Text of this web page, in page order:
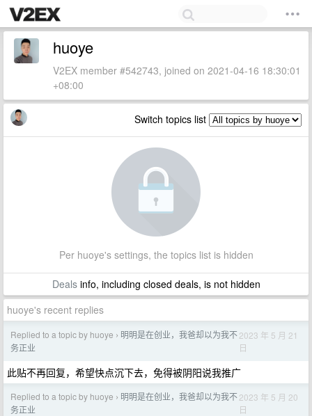
huoye
V2EX member #542743, joined on 2021-04-16 18:30:01
+08:00
Switch topics list
Per huoye's settings, the topics list is hidden
Dealsinfo, including closed deals, is not hidden
huoye's recent replies
Replied to a topic by huoye › 明明是在创业，我爸却以为我不
务正业
2023 年 5 月 21
日
此贴不再回复，希望快点沉下去，免得被阴阳说我推广
Replied to a topic by huoye › 明明是在创业，我爸却以为我不
务正业
2023 年 5 月 20
日